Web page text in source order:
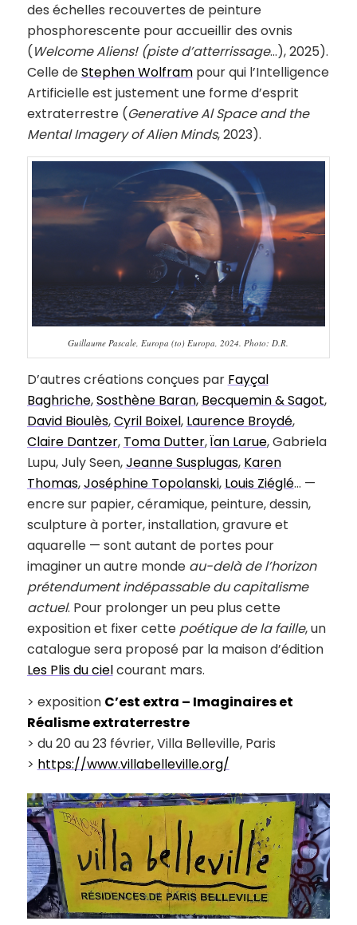
des échelles recouvertes de peinture
phosphorescente pour accueillir des ovnis
(Welcome Aliens! (piste d’atterrissage…), 2025).
Celle deStephen Wolframpour qui l’Intelligence
Artificielle est justement une forme d’esprit
extraterrestre (Generative Al Space and the
Mental Imagery of Alien Minds, 2023).
Guillaume Pascale, Europa (to) Europa, 2024. Photo: D.R.
D’autres créations conçues par Fayçal
Baghriche,Sosthène Baran, Becquemin & Sagot,
David Bioulès,Cyril Boixel, Laurence Broydé,
Claire Dantzer, Toma Dutter,Ïan Larue, Gabriela
Lupu, July Seen,Jeanne Susplugas, Karen
Thomas,Joséphine Topolanski, Louis Ziéglé… —
encre sur papier, céramique, peinture, dessin,
sculpture à porter, installation, gravure et
aquarelle — sont autant de portes pour
imaginer un autre monde au-delà de l’horizon
prétendument indépassable du capitalisme
actuel. Pour prolonger un peu plus cette
exposition et fixer cette poétique de la faille, un
catalogue sera proposé par la maison d’édition
Les Plis du cielcourant mars.
> exposition C’est extra – Imaginaires et
Réalisme extraterrestre
> du 20 au 23 février, Villa Belleville, Paris
> https://www.villabelleville.org/